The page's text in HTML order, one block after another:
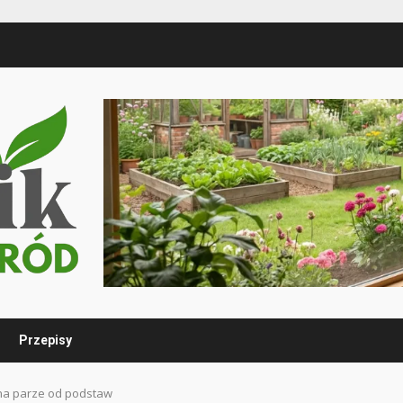
Przepisy
parze od podstaw